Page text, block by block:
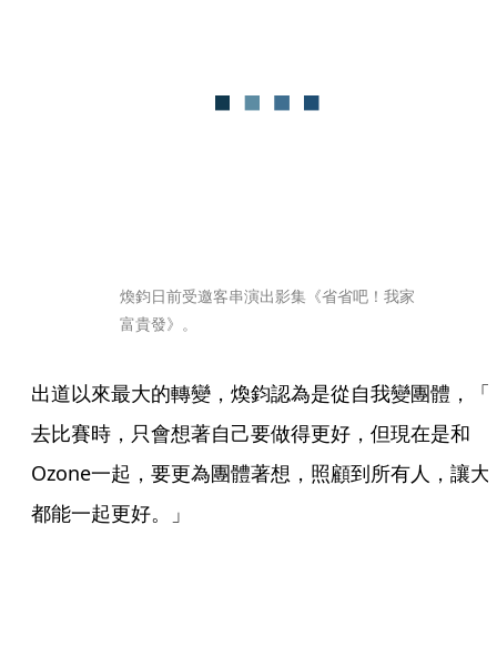
煥鈞日前受邀客串演出影集《省省吧！我家
富貴發》。
出道以來最大的轉變，煥鈞認為是從自我變團體，「
去比賽時，只會想著自己要做得更好，但現在是和
Ozone一起，要更為團體著想，照顧到所有人，讓大
都能一起更好。」